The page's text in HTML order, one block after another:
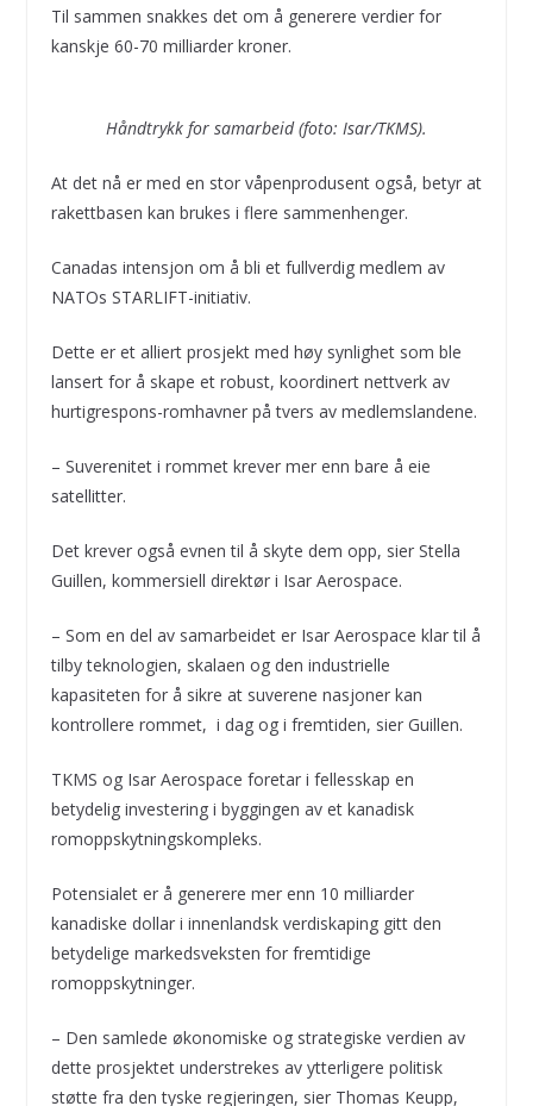
Til sammen snakkes det om å generere verdier for
kanskje 60-70 milliarder kroner.
Håndtrykk for samarbeid (foto: Isar/TKMS).
At det nå er med en stor våpenprodusent også, betyr at
rakettbasen kan brukes i flere sammenhenger.
Canadas intensjon om å bli et fullverdig medlem av
NATOs STARLIFT-initiativ.
Dette er et alliert prosjekt med høy synlighet som ble
lansert for å skape et robust, koordinert nettverk av
hurtigrespons-romhavner på tvers av medlemslandene.
– Suverenitet i rommet krever mer enn bare å eie
satellitter.
Det krever også evnen til å skyte dem opp, sier Stella
Guillen, kommersiell direktør i Isar Aerospace.
– Som en del av samarbeidet er Isar Aerospace klar til å
tilby teknologien, skalaen og den industrielle
kapasiteten for å sikre at suverene nasjoner kan
kontrollere rommet, i dag og i fremtiden, sier Guillen.
TKMS og Isar Aerospace foretar i fellesskap en
betydelig investering i byggingen av et kanadisk
romoppskytningskompleks.
Potensialet er å generere mer enn 10 milliarder
kanadiske dollar i innenlandsk verdiskaping gitt den
betydelige markedsveksten for fremtidige
romoppskytninger.
– Den samlede økonomiske og strategiske verdien av
dette prosjektet understrekes av ytterligere politisk
støtte fra den tyske regjeringen, sier Thomas Keupp,